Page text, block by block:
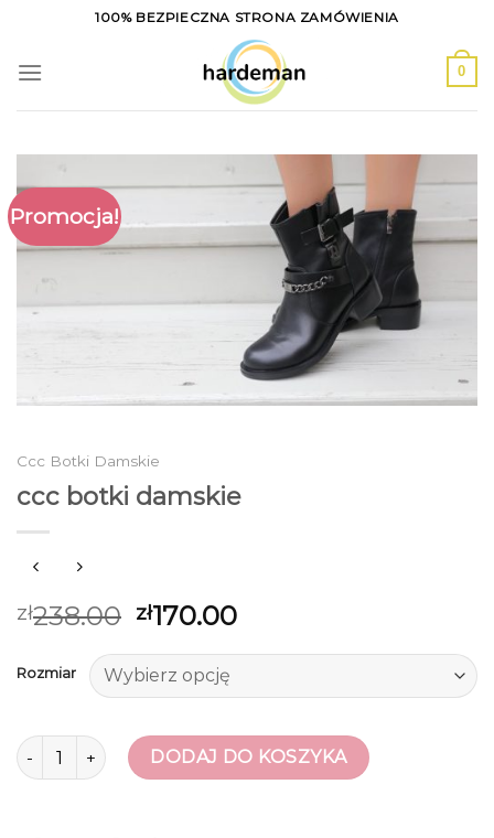
content
100% BEZPIECZNA STRONA ZAMÓWIENIA
0
Promocja!
Ccc Botki Damskie
ccc botki damskie
zł238.00 zł170.00
Rozmiar
ilość ccc botki damskieDODAJ DO KOSZYKA